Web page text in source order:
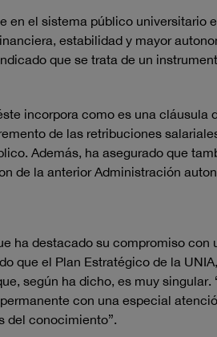
el sistema público universitario
estabilidad y mayor
que se trata de un
incorpora como es una
de las retribuciones
Además, ha asegurado que
de la anterior Administración
ha destacado su compromiso
que el Plan Estratégico de la
según ha dicho, es muy
con una especial
del conocimiento”.